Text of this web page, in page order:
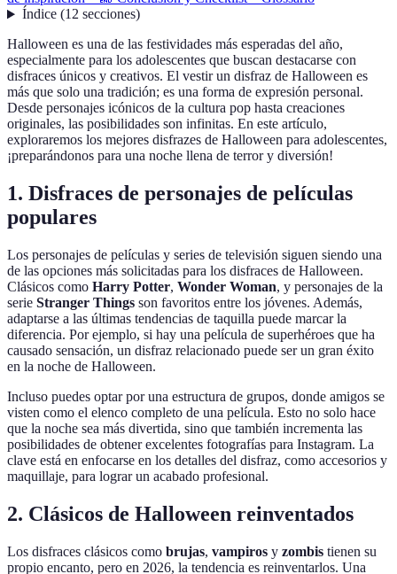
Índice(12 secciones)
Halloween es una de las festividades más esperadas del año,
especialmente para los adolescentes que buscan destacarse con
disfraces únicos y creativos. El vestir un disfraz de Halloween es
más que solo una tradición; es una forma de expresión personal.
Desde personajes icónicos de la cultura pop hasta creaciones
originales, las posibilidades son infinitas. En este artículo,
exploraremos los mejores disfrazes de Halloween para adolescentes,
¡preparándonos para una noche llena de terror y diversión!
1. Disfraces de personajes de películas
populares
Los personajes de películas y series de televisión siguen siendo una
de las opciones más solicitadas para los disfraces de Halloween.
Clásicos como Harry Potter, Wonder Woman, y personajes de la
serie Stranger Things son favoritos entre los jóvenes. Además,
adaptarse a las últimas tendencias de taquilla puede marcar la
diferencia. Por ejemplo, si hay una película de superhéroes que ha
causado sensación, un disfraz relacionado puede ser un gran éxito
en la noche de Halloween.
Incluso puedes optar por una estructura de grupos, donde amigos se
visten como el elenco completo de una película. Esto no solo hace
que la noche sea más divertida, sino que también incrementa las
posibilidades de obtener excelentes fotografías para Instagram. La
clave está en enfocarse en los detalles del disfraz, como accesorios y
maquillaje, para lograr un acabado profesional.
2. Clásicos de Halloween reinventados
Los disfraces clásicos como brujas, vampiros y zombis tienen su
propio encanto, pero en 2026, la tendencia es reinventarlos. Una